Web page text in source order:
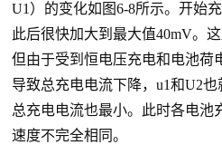
U1）的变化如图6-8所示。开始
此后很快加大到最大值40mV。
但由于受到恒电压充电和电池荷
导致总充电电流下降，u1和U2
总充电电流也最小。此时各电池
速度不完全相同。